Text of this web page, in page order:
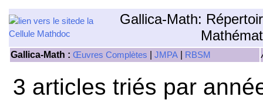
Gallica-Math:
Gallica-Math : Œuvres Complètes JMPA RBSM
3 articles triés par